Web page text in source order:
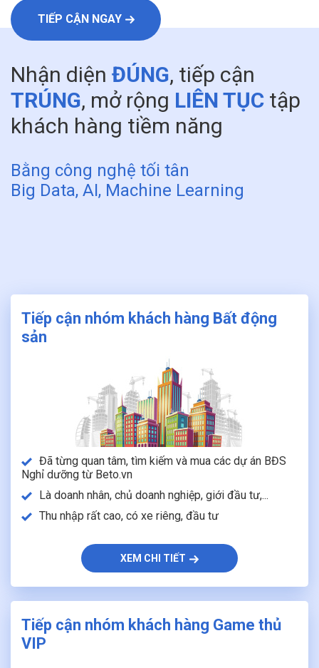
TIẾP CẬN NGAY
Nhận diện ĐÚNG, tiếp cận
TRÚNG, mở rộng LIÊN TỤC tập
khách hàng tiềm năng
Bằng công nghệ tối tân
Big Data, AI, Machine Learning
Tiếp cận nhóm khách hàng Bất động
sản
Đã từng quan tâm, tìm kiếm và mua các dự án BĐS
Nghỉ dưỡng từ Beto.vn
Là doanh nhân, chủ doanh nghiệp, giới đầu tư,...
Thu nhập rất cao, có xe riêng, đầu tư
XEM CHI TIẾT
Tiếp cận nhóm khách hàng Game thủ
VIP